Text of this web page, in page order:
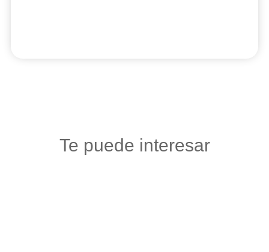
Te puede interesar